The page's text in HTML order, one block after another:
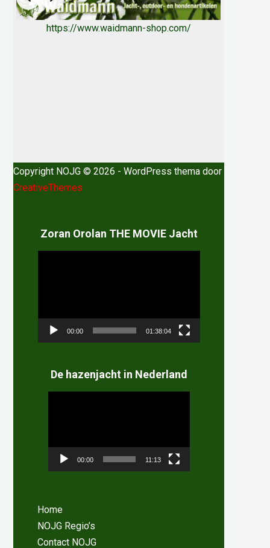
https://www.waidmann-shop.com/
Copyright NOJG © 2026 - WordPress thema door
CreativeThemes
Zoran Orolan THE MOVIE Jacht
00:00 01:38:04
De hazenjacht in Nederland
00:00 11:13
Home
NOJG Regio’s
Contact NOJG